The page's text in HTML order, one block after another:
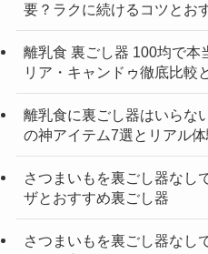
要？ラクに続けるコツとお
離乳食 裏ごし器 100均で本
リア・キャンドゥ徹底比較
離乳食に裏ごし器はいらな
の神アイテム7選とリアル
さつまいもを裏ごし器なし
ザとおすすめ裏ごし器
さつまいもを裏ごし器なし